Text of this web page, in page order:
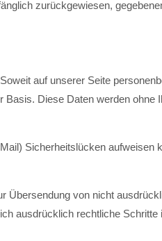
zurückgewiesen,
auf unserer Seite
Diese Daten werden
Sicherheitslücken aufweisen
von nicht
ausdrücklich rechtliche